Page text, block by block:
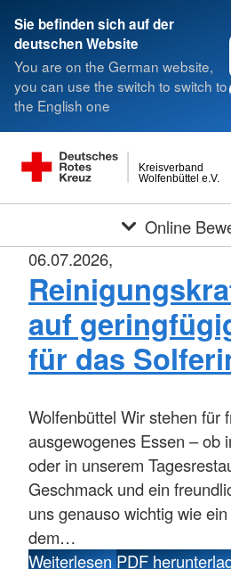
Sie befinden sich auf der
deutschen Website
You are on the German website,
you can use the switch to switch to
the English one
Wolfenbüttel e.V.
Kreisverband
Online
06.07.2026,
auf
für das
Wolfenbüttel Wir stehen für
ausgewogenes Essen – ob
oder in unserem
Geschmack und ein
uns genauso wichtig wie
dem…
WeiterlesenPDF